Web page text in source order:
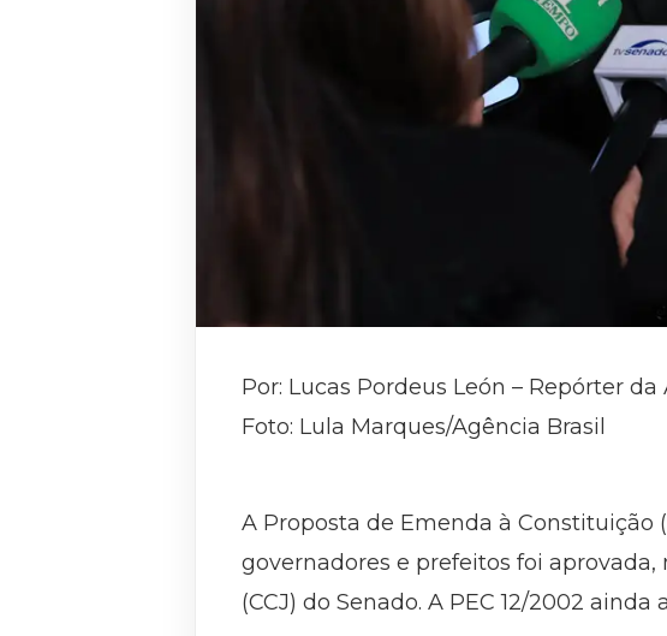
Por: Lucas Pordeus León – Repórter da
Foto: Lula Marques/Agência Brasil
A Proposta de Emenda à Constituição
governadores e prefeitos foi aprovada,
(CCJ) do Senado. A PEC 12/2002